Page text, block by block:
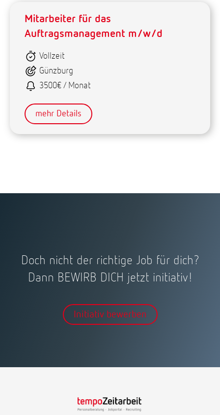
Mitarbeiter für das
Auftragsmanagement m/w/d
Vollzeit
Günzburg
3500€ / Monat
mehr Details
Doch nicht der richtige Job für dich?
Dann BEWIRB DICH jetzt initiativ!
Initiativ bewerben